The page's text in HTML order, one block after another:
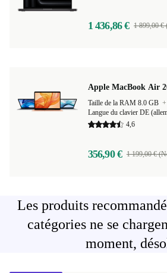
1 436,86 € 1 899,00 €
Apple MacBook Air
Taille de la RAM 8.0 GB
Langue du clavier DE
4,6
356,90 € 1 199,00 €
Les produits
catégories ne se
moment,